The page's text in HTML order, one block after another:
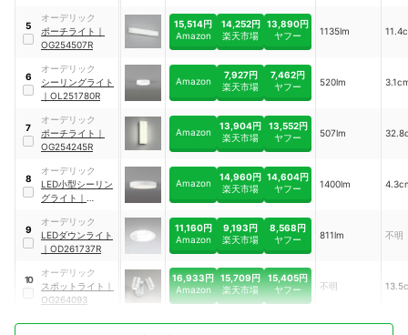
5
オーデリック
ポーチライト ｜
OG254507R
15,514円
Amazon
14,252円
楽天市場
13,890円
ヤフー
1135lm
6
オーデリック
シーリングライト
｜ OL251780R
Amazon
7,927円
楽天市場
7,462円
ヤフー
520lm
7
オーデリック
ポーチライト ｜
OG254245R
Amazon
13,904円
楽天市場
13,552円
ヤフー
507lm
8
オーデリック
LED小型シーリン
グライト ｜
Amazon
14,960円
楽天市場
14,604円
ヤフー
1400lm
9
オーデリック
LEDダウンライト
｜ OD261737R
11,160円
Amazon
9,193円
楽天市場
8,568円
ヤフー
811lm 不明
10
オーデリック
スポットライト ｜
OG264093
16,933円
Amazon
15,709円
楽天市場
15,405円
ヤフー
不明